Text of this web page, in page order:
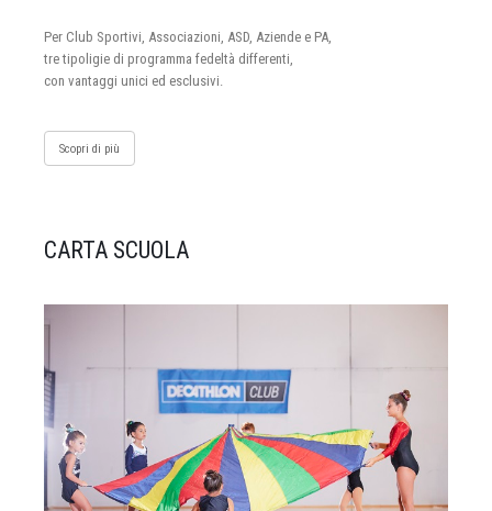
Per Club Sportivi, Associazioni, ASD, Aziende e PA,
tre tipoligie di programma fedeltà differenti,
con vantaggi unici ed esclusivi.
Scopri di più
CARTA SCUOLA